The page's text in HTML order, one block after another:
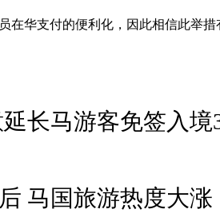
在华支付的便利化，因此相信此举
长马游客免签入境
马国旅游热度大涨